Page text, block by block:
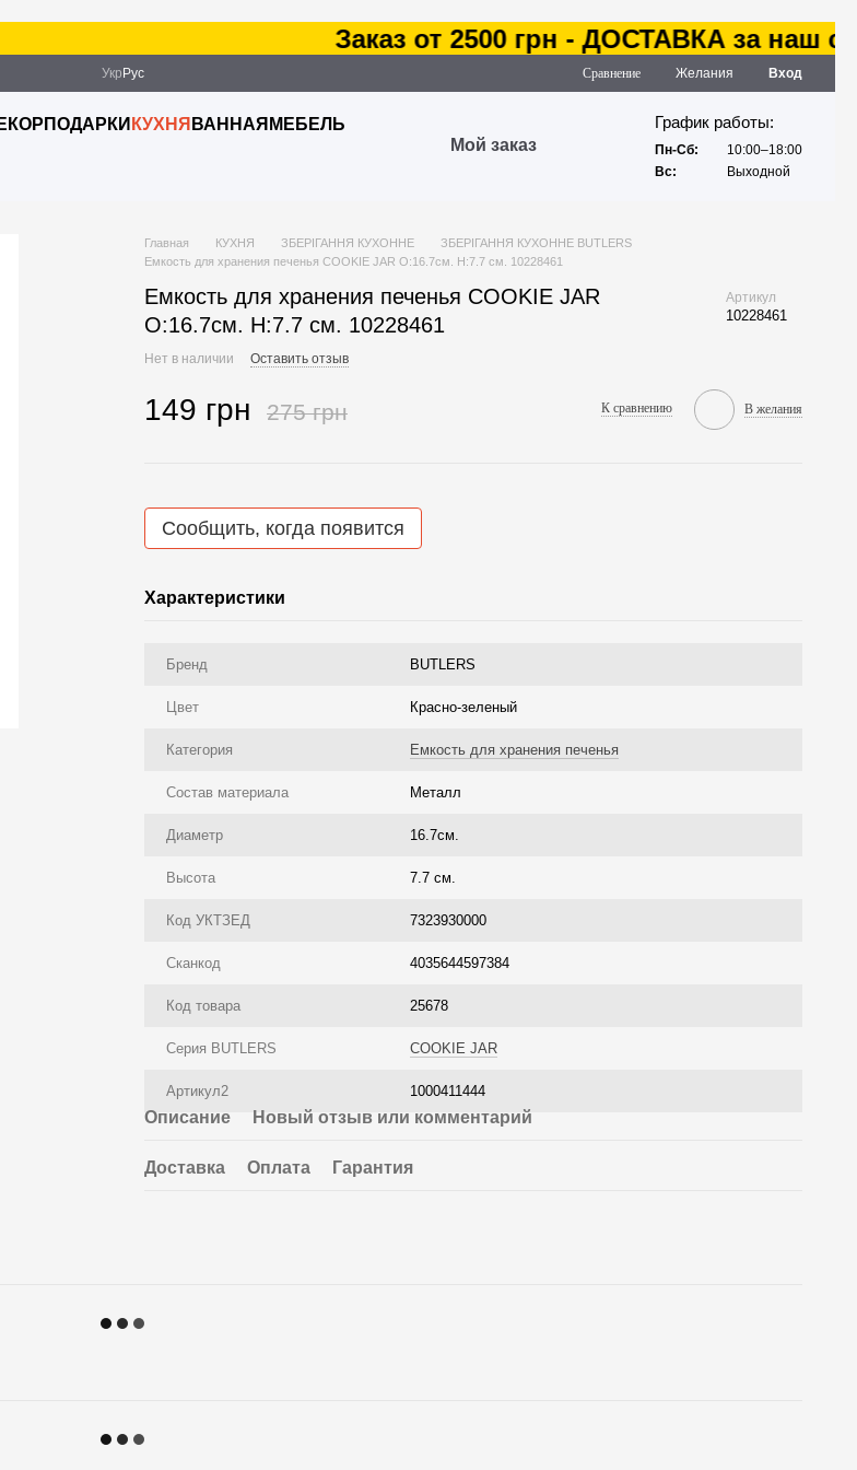
Заказ от 2500 грн - ДОСТАВКА за наш счет
Укр Рус Сравнение Желания Вход
ПОДАРКИ КУХНЯ ВАННАЯ МЕБЕЛЬ
Мой заказ
График работы:
Пн-Сб:
10:00–18:00
Вс:
Выходной
Главная КУХНЯ ЗБЕРІГАННЯ КУХОННЕ
ЗБЕРІГАННЯ КУХОННЕ BUTLERS
Емкость для хранения печенья COOKIE JAR O:16.7см. H:7.7 см. 10228461
Емкость для хранения печенья COOKIE JAR
O:16.7см. H:7.7 см. 10228461
Артикул
10228461
Нет в наличии Оставить отзыв
149 грн 275 грн К сравнению В желания
Сообщить, когда появится
Характеристики
Бренд BUTLERS
Цвет Красно-зеленый
Категория Емкость для хранения печенья
Состав материала Металл
Диаметр 16.7см.
Высота 7.7 см.
Код УКТЗЕД 7323930000
Сканкод 4035644597384
Код товара 25678
Серия BUTLERS COOKIE JAR
Артикул2 1000411444
Описание Новый отзыв или комментарий
Доставка Оплата Гарантия